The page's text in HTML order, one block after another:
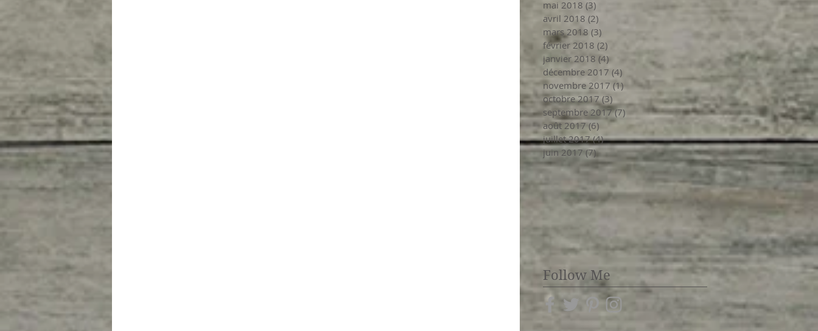
mai 2018 (3)
avril 2018 (2)
mars 2018 (3) 3 posts
février 2018 (2)
janvier 2018 (4)4 posts
décembre 2017 (4)
novembre 2017 (1) 1 post
octobre 2017 (3)
septembre 2017 (7) 7 posts
août 2017 (6) 6 posts
juillet 2017 (4)4 posts
juin 2017 (7)7 posts
Follow Me